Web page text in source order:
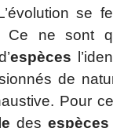
décembre
octobre
août 2013
juin 2013
mai 2013
se
Ce ne sont
espèces
de
Pour
des espèces